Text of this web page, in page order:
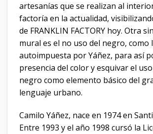
artesanías que se realizan al
factoría en la actualidad,
de FRANKLIN FACTORY hoy. Otra
mural es el no uso del negro, como
autoimpuesta por Yáñez, para así
presencia del color y esquivar el
negro como elemento básico del
lenguaje urbano.
Camilo Yáñez, nace en 1974 en
Entre 1993 y el año 1998 cursó la